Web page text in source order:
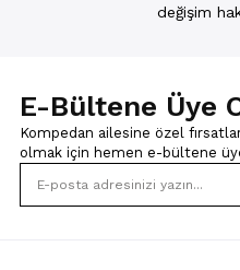
değişim
E-Bültene Üye
Kompedan ailesine özel
olmak için hemen e-bültene